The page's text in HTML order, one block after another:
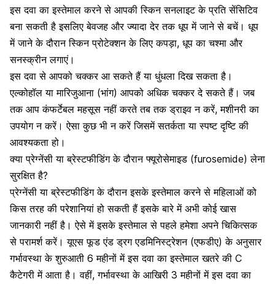
इस दवा का इस्तेमाल करने से आपकी स्किन सनलाइट के प्रति सेंसिटिव
बना सकती है इसलिए बेवजह और ज्यादा देर तक धूप में जाने से बचें। धूप
में जाने के दौरान स्किन प्रोटेक्शन के लिए कपड़ा, धूप का चश्मा और
सनस्क्रीन लगाएं।
इस दवा से आपकोचक्कर आ सकतेहैं या धुंधला दिख सकता है।
एल्कोहॉल या मारिजुआना (भांग) आपको अधिक चक्कर दे सकते हैं। जब
तक आप कंफर्टेबल महसूस नहीं करते तब तक ड्राइव न करें, मशीनरी का
उपयोग न करें। ऐसा कुछ भी न करें जिसमें सतर्कता या स्पष्ट दृष्टि की
आवश्यकता हो।
क्या प्रेग्नेंसी या ब्रेस्टफीडिंग के दौरान फ्यूरोसेमाइड (furosemide) लेना
सुरक्षित है?
प्रेग्नेंसी याब्रेस्टफीडिंग के दौरानइसके इस्तेमाल करने से महिलाओं को
किस तरह की परेशानियां हो सकती हैं इसके बारे में अभी कोई खास
जानकारी नहीं है। ऐसे में इसके इस्तेमाल से पहले हमेशा अपने चिकित्सक
से परामर्श करें। यूएस फूड एंड ड्रग एडमिनिस्ट्रेशन (एफडीए) के अनुसार
गर्भावस्था के शुरुआती 6 महीनों में इस दवा का इस्तेमाल खतरे की C
कैटेगरी में आता है। वहीं, गर्भावस्था के आखिरी 3 महीनों में इस दवा का